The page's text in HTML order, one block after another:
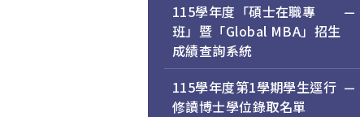
115學年度「碩士在職專
班」暨「Global MBA」招生
成績查詢系統
115學年度第1學期學生逕行
修讀博士學位錄取名單